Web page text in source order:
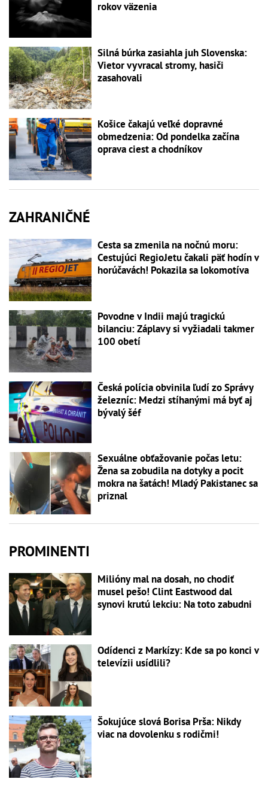
rokov väzenia
Silná búrka zasiahla juh Slovenska:
Vietor vyvracal stromy, hasiči
zasahovali
Košice čakajú veľké dopravné
obmedzenia: Od pondelka začína
oprava ciest a chodníkov
ZAHRANIČNÉ
Cesta sa zmenila na nočnú moru:
Cestujúci RegioJetu čakali päť hodín v
horúčavách! Pokazila sa lokomotíva
Povodne v Indii majú tragickú
bilanciu: Záplavy si vyžiadali takmer
100 obetí
Česká polícia obvinila ľudí zo Správy
železníc: Medzi stíhanými má byť aj
bývalý šéf
Sexuálne obťažovanie počas letu:
Žena sa zobudila na dotyky a pocit
mokra na šatách! Mladý Pakistanec sa
priznal
PROMINENTI
Milióny mal na dosah, no chodiť
musel pešo! Clint Eastwood dal
synovi krutú lekciu: Na toto zabudni
Odídenci z Markízy: Kde sa po konci v
televízii usídlili?
Šokujúce slová Borisa Prša: Nikdy
viac na dovolenku s rodičmi!